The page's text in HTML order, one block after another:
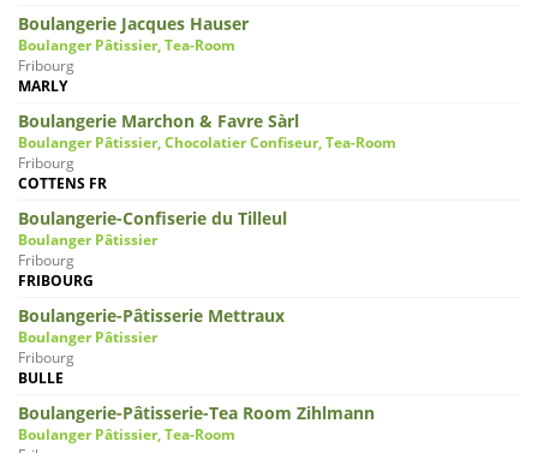
Boulangerie Jacques Hauser
Boulanger Pâtissier, Tea-Room
Fribourg
MARLY
Boulangerie Marchon & Favre Sàrl
Boulanger Pâtissier, Chocolatier Confiseur, Tea-Room
Fribourg
COTTENS FR
Boulangerie-Confiserie du Tilleul
Boulanger Pâtissier
Fribourg
FRIBOURG
Boulangerie-Pâtisserie Mettraux
Boulanger Pâtissier
Fribourg
BULLE
Boulangerie-Pâtisserie-Tea Room Zihlmann
Boulanger Pâtissier, Tea-Room